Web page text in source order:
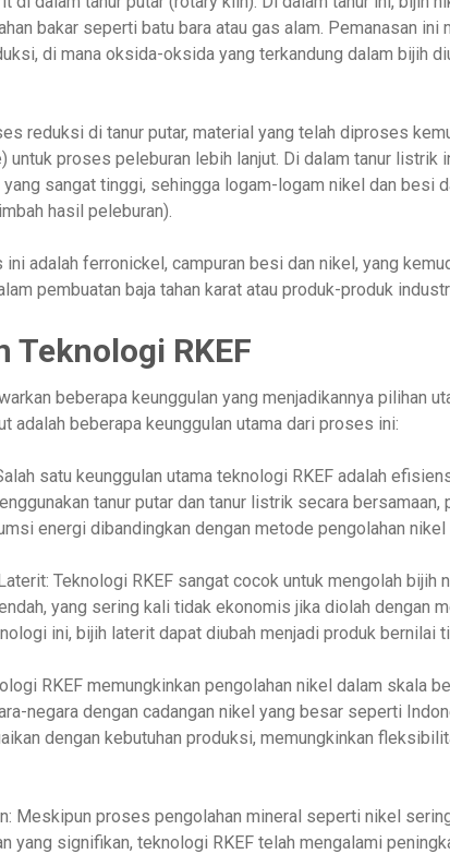
bakar seperti batu bara atau gas alam. Pemanasan ini
di mana oksida-oksida yang terkandung dalam bijih
reduksi di tanur putar, material yang telah diproses
untuk proses peleburan lebih lanjut. Di dalam tanur listrik
sangat tinggi, sehingga logam-logam nikel dan besi
hasil peleburan).
adalah ferronickel, campuran besi dan nikel, yang
pembuatan baja tahan karat atau produk-produk
Teknologi RKEF
beberapa keunggulan yang menjadikannya pilihan
adalah beberapa keunggulan utama dari proses ini:
satu keunggulan utama teknologi RKEF adalah
tanur putar dan tanur listrik secara bersamaan,
energi dibandingkan dengan metode pengolahan nikel
Teknologi RKEF sangat cocok untuk mengolah bijih
yang sering kali tidak ekonomis jika diolah dengan
ini, bijih laterit dapat diubah menjadi produk bernilai
RKEF memungkinkan pengolahan nikel dalam skala
negara dengan cadangan nikel yang besar seperti
dengan kebutuhan produksi, memungkinkan
Meskipun proses pengolahan mineral seperti nikel
yang signifikan, teknologi RKEF telah mengalami